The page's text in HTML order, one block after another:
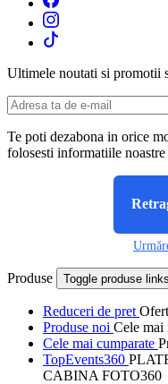
Ultimele noutati si promotii
Te poti dezabona in orice
folosesti informatiile
Produse Toggle produse links
Reduceri de pret
Produse noi Cele mai
Cele mai cumparate
TopEvents360
CABINA FOTO360